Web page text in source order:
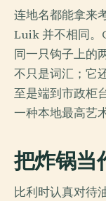
连地名都能拿来
Luik 并不相同。
同一只钩子上的
不只是词汇；它
至是端到市政柜
一种本地最高艺
把炸锅当
比利时认真对待